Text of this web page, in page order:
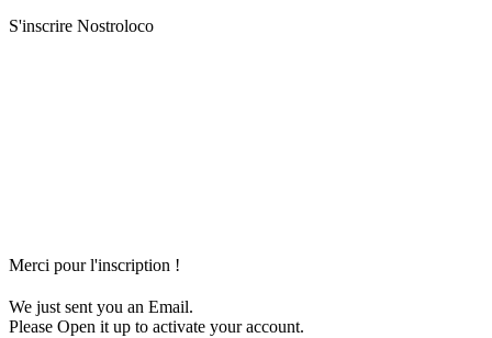
S'inscrire Nostroloco
Merci pour l'inscription !
We just sent you an Email.
Please Open it up to activate your account.